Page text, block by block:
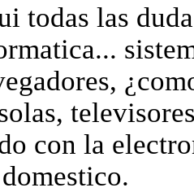
todas las
con la